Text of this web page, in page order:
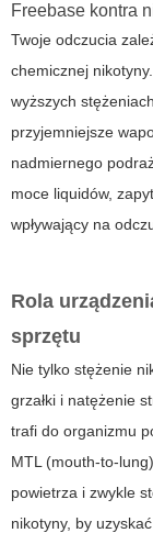
Freebase kontra
Twoje odczucia
chemicznej
wyższych
przyjemniejsze
nadmiernego
moce liquidów,
wpływający na
Rola
sprzętu
Nie tylko stężenie
grzałki i natężenie
trafi do organizmu
MTL (mouth-to-
powietrza i zwykle
nikotyny, by